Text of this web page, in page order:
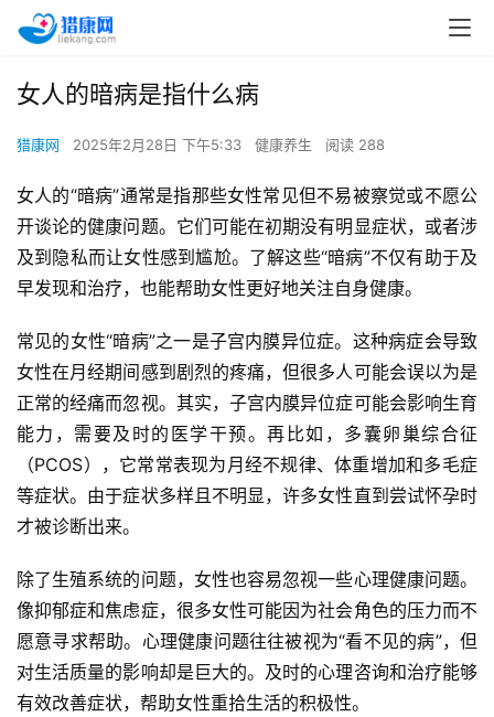
女人的暗病是指什么病
猎康网 2025年2月28日 下午5:33 健康养生 阅读 288
女人的“暗病”通常是指那些女性常见但不易被察觉或不愿公
开谈论的健康问题。它们可能在初期没有明显症状，或者涉
及到隐私而让女性感到尴尬。了解这些“暗病”不仅有助于及
早发现和治疗，也能帮助女性更好地关注自身健康。
常见的女性“暗病”之一是子宫内膜异位症。这种病症会导致
女性在月经期间感到剧烈的疼痛，但很多人可能会误以为是
正常的经痛而忽视。其实，子宫内膜异位症可能会影响生育
能力，需要及时的医学干预。再比如，多囊卵巢综合征
（PCOS），它常常表现为月经不规律、体重增加和多毛症
等症状。由于症状多样且不明显，许多女性直到尝试怀孕时
才被诊断出来。
除了生殖系统的问题，女性也容易忽视一些心理健康问题。
像抑郁症和焦虑症，很多女性可能因为社会角色的压力而不
愿意寻求帮助。心理健康问题往往被视为“看不见的病”，但
对生活质量的影响却是巨大的。及时的心理咨询和治疗能够
有效改善症状，帮助女性重拾生活的积极性。